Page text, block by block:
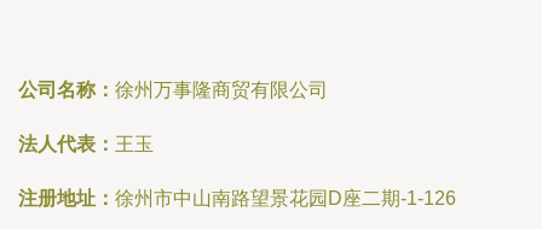
公司名称： 徐州万事隆商贸有限公司
法人代表： 王玉
注册地址： 徐州市中山南路望景花园D座二期-1-126